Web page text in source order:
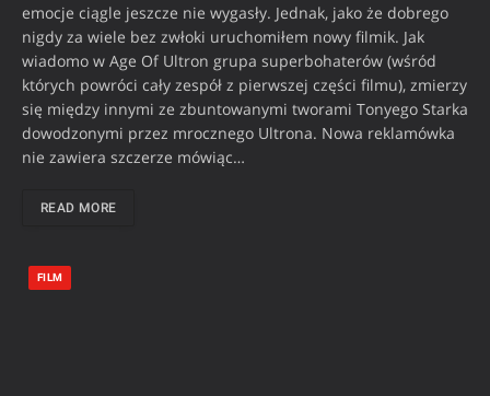
emocje ciągle jeszcze nie wygasły. Jednak, jako że dobrego
nigdy za wiele bez zwłoki uruchomiłem nowy filmik. Jak
wiadomo w Age Of Ultron grupa superbohaterów (wśród
których powróci cały zespół z pierwszej części filmu), zmierzy
się między innymi ze zbuntowanymi tworami Tonyego Starka
dowodzonymi przez mrocznego Ultrona. Nowa reklamówka
nie zawiera szczerze mówiąc…
READ MORE
FILM